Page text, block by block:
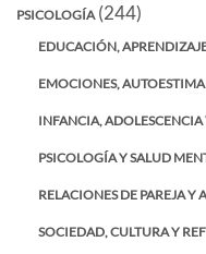
PSICOLOGÍA (244)
EDUCACIÓN,
EMOCIONES,
INFANCIA,
PSICOLOGÍA Y SALUD
RELACIONES DE PAREJA Y
SOCIEDAD, CULTURA Y